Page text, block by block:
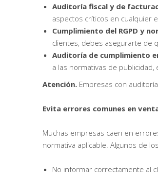
Auditoría fiscal y de
aspectos críticos en cualquier
Cumplimiento del RGPD y
clientes, debes asegurarte de
Auditoría de cumplimiento
a las normativas de
Atención. Empresas con
Evita errores comunes en
Muchas empresas caen en
normativa aplicable. Algunos de
No informar correctamente al